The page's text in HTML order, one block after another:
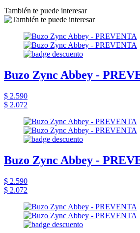
También te puede interesar
Buzo Zync Abbey -
$ 2.590
$ 2.072
Buzo Zync Abbey -
$ 2.590
$ 2.072